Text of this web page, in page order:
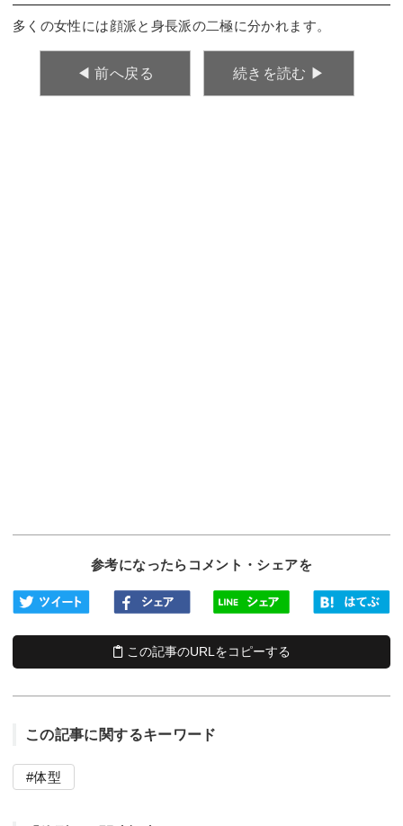
多くの女性には顔派と身長派の二極に分かれます。
◀︎ 前へ戻る 続きを読む ▶︎
参考になったらコメント・シェアを
この記事のURLをコピーする
この記事に関するキーワード
体型